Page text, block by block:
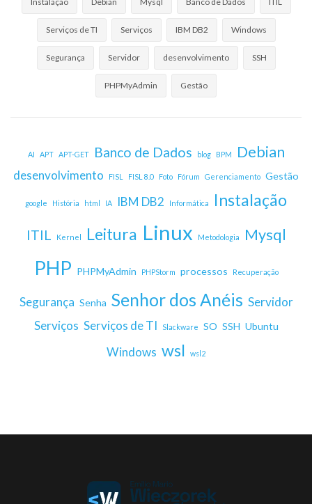
Serviços de TI Serviços IBM DB2 Windows
Segurança Servidor desenvolvimento SSH
PHPMyAdmin Gestão
AI APT APT-GET Banco de Dados blog BPM Debian
desenvolvimento FISL FISL 8.0 Foto Fórum Gerenciamento Gestão
google História html IA IBM DB2 Informática Instalação
ITIL Kernel Leitura Linux Metodologia Mysql
PHP PHPMyAdmin PHPStorm processos Recuperação
Segurança Senha Senhor dos Anéis Servidor
Serviços Serviços de TI Slackware SO SSH Ubuntu
Windows wsl wsl2